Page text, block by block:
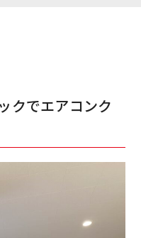
クでエアコンク